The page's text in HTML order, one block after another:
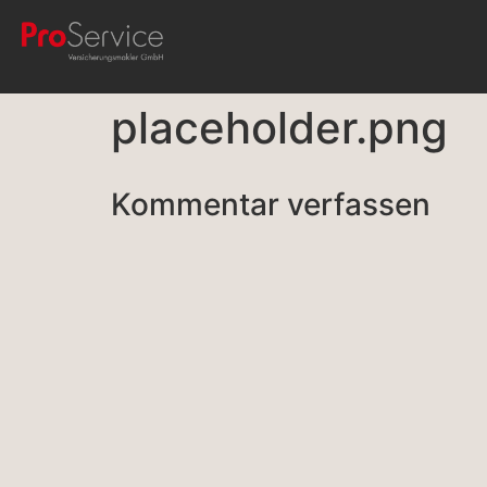
placeholder.png
Kommentar verfassen